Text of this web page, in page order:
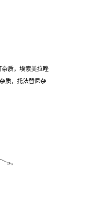
质，埃索美拉唑
质，托法替尼杂